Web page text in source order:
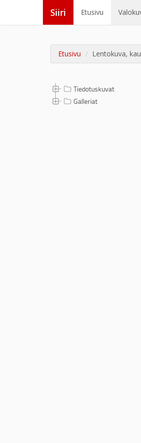
Siiri Etusivu
Etusivu Lentokuva,
Tiedotuskuvat
Galleriat